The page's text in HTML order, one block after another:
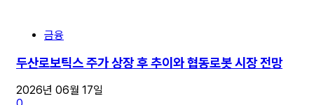
금융
두산로보틱스 주가 상장 후 추이와 협동로봇 시장 전망
2026년 06월 17일